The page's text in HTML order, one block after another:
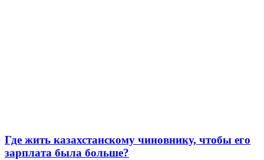
Где жить казахстанскому чиновнику, чтобы его
зарплата была больше?